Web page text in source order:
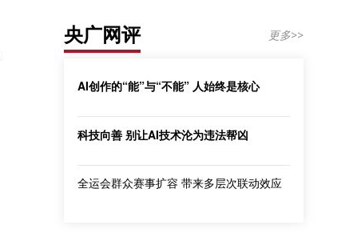
央广网评 更多>>
AI创作的“能”与“不能” 人始终是核心
科技向善 别让AI技术沦为违法帮凶
全运会群众赛事扩容 带来多层次联动效应